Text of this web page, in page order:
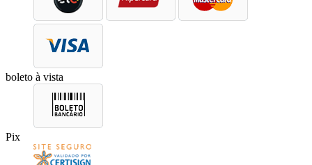
boleto à vista
Pix